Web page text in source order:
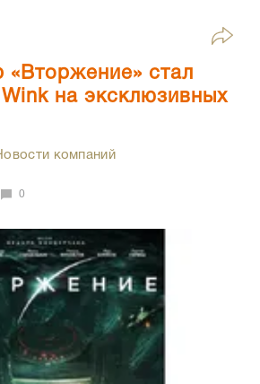
«Вторжение» стал
на эксклюзивных
компаний
0